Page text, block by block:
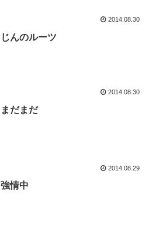
2014.08.30
じんのルーツ
2014.08.30
まだまだ
2014.08.29
強情中